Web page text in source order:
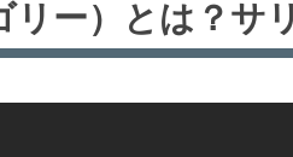
ー）とは？サ